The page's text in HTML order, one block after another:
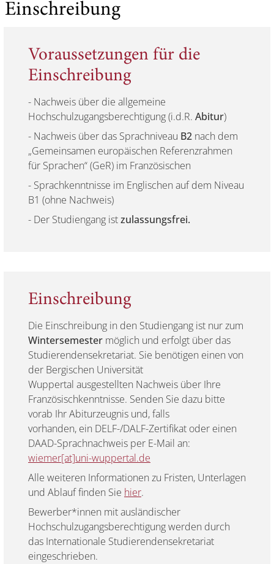
Einschreibung
Voraussetzungen für die
Einschreibung
- Nachweis über die allgemeine
Hochschulzugangsberechtigung (i.d.R. Abitur)
- Nachweis über das Sprachniveau B2 nach dem
„Gemeinsamen europäischen Referenzrahmen
für Sprachen“ (GeR) im Französischen
- Sprachkenntnisse im Englischen auf dem Niveau
B1 (ohne Nachweis)
- Der Studiengang istzulassungsfrei.
Einschreibung
Die Einschreibung in den Studiengang ist nur zum
Wintersemester möglich und erfolgt über das
Studierendensekretariat. Sie benötigen einen von
der Bergischen Universität
Wuppertal ausgestellten Nachweis über Ihre
Französischkenntnisse. Senden Sie dazu bitte
vorab Ihr Abiturzeugnis und, falls
vorhanden, ein DELF-/DALF-Zertifikat oder einen
DAAD-Sprachnachweis per E-Mail an:
wiemer[at]uni-wuppertal.de
Alle weiteren Informationen zu Fristen, Unterlagen
und Ablauf finden Sie hier.
Bewerber*innen mit ausländischer
Hochschulzugangsberechtigung werden durch
das Internationale Studierendensekretariat
eingeschrieben.